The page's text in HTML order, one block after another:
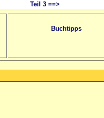
Teil 3 ==>
Buchtipps